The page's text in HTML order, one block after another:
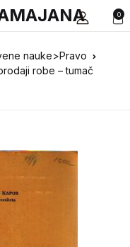
0
nauke>Pravo
robe – tumač